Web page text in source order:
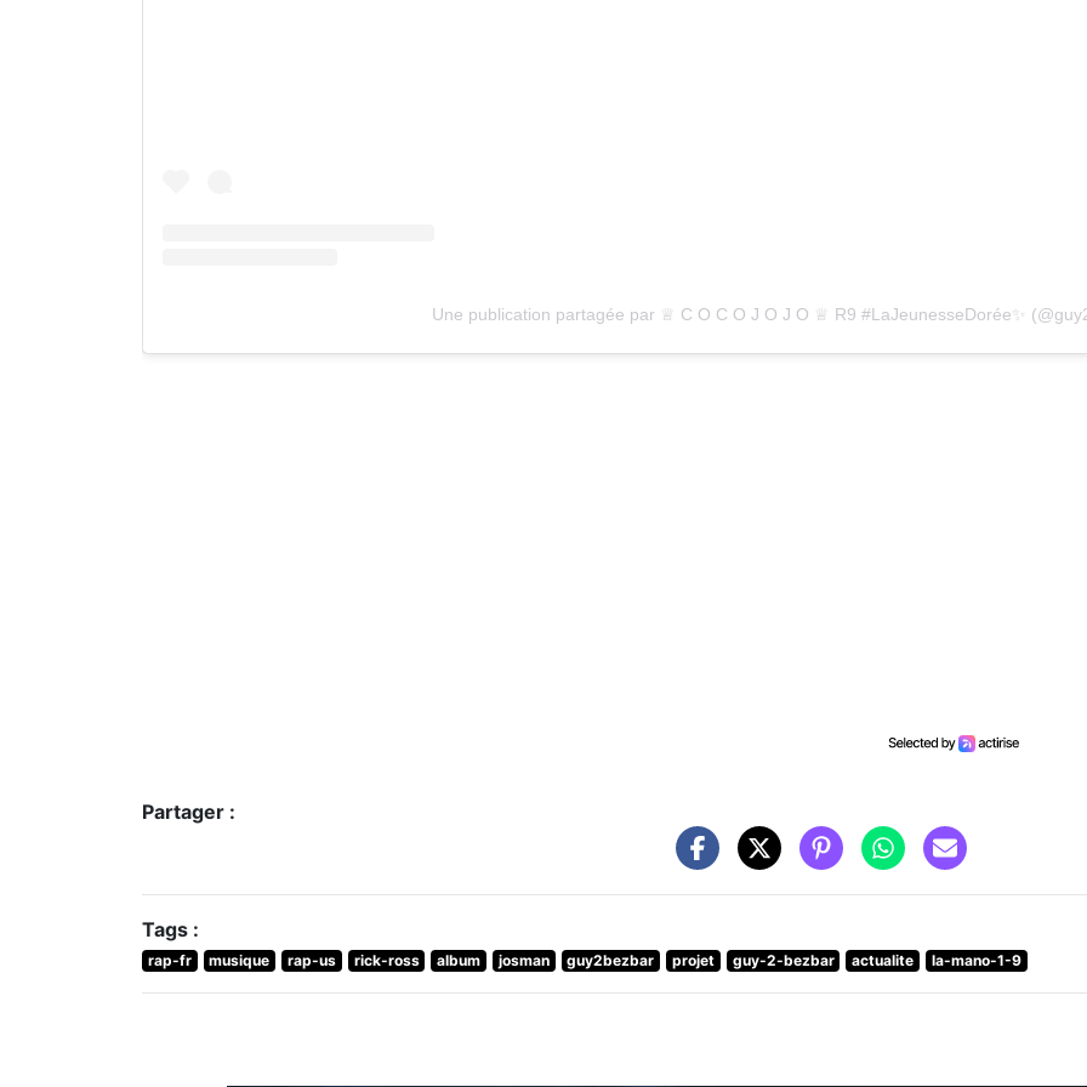
Une publication partagée par ♕ C O C O J O J O ♕ R9 #LaJeunesseDorée✨
Partager :
Tags :
rap-fr musique rap-us rick-ross album josman guy2bezbar projet guy-2-bezbar actualite la-mano-1-9